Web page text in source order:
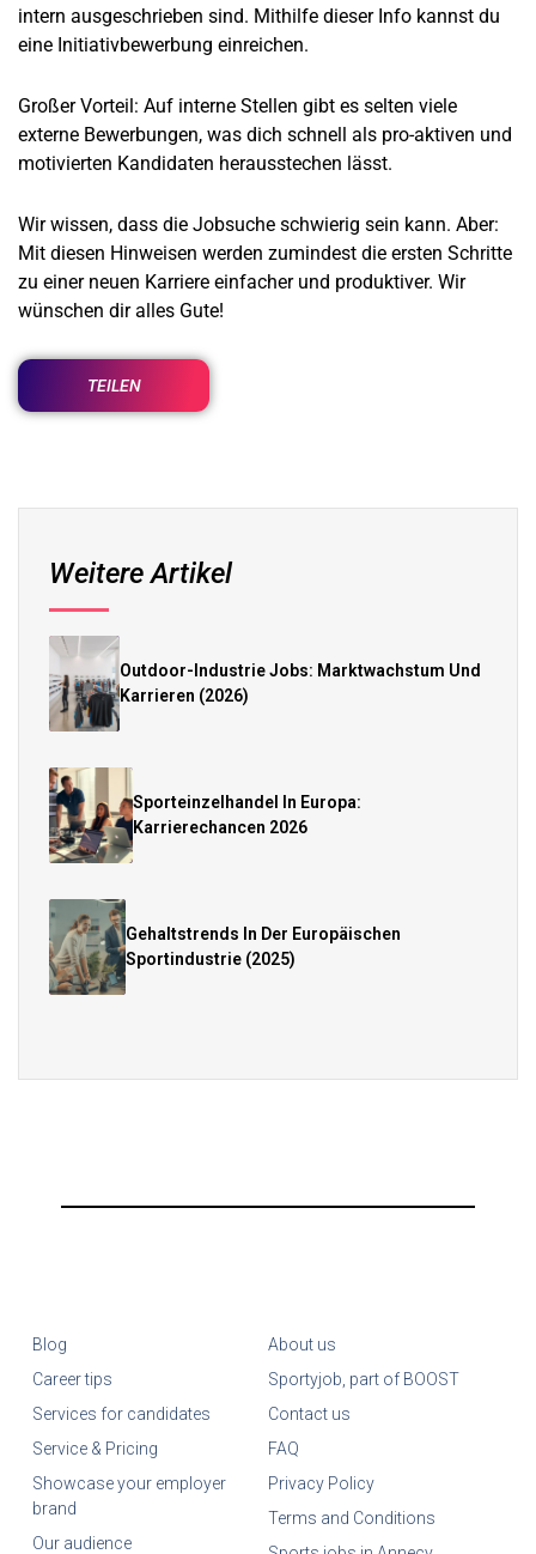
intern ausgeschrieben sind. Mithilfe dieser Info kannst du
eine Initiativbewerbung einreichen.
Großer Vorteil: Auf interne Stellen gibt es selten viele
externe Bewerbungen, was dich schnell als pro-aktiven und
motivierten Kandidaten herausstechen lässt.
Wir wissen, dass die Jobsuche schwierig sein kann. Aber:
Mit diesen Hinweisen werden zumindest die ersten Schritte
zu einer neuen Karriere einfacher und produktiver. Wir
wünschen dir alles Gute!
TEILEN
Weitere Artikel
Outdoor-Industrie Jobs: Marktwachstum Und
Karrieren (2026)
Sporteinzelhandel In Europa:
Karrierechancen 2026
Gehaltstrends In Der Europäischen
Sportindustrie (2025)
Blog
Career tips
Services for candidates
Service & Pricing
Showcase your employer
brand
Our audience
About us
Sportyjob, part of BOOST
Contact us
FAQ
Privacy Policy
Terms and Conditions